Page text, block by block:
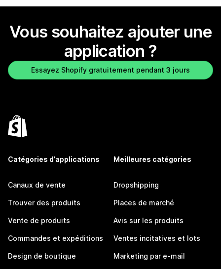
Vous souhaitez ajouter une
application ?
Essayez Shopify gratuitement pendant 3 jours
Catégories d’applications
Canaux de vente
Trouver des produits
Vente de produits
Commandes et expéditions
Design de boutique
Meilleures catégories
Dropshipping
Places de marché
Avis sur les produits
Ventes incitatives et lots
Marketing par e-mail